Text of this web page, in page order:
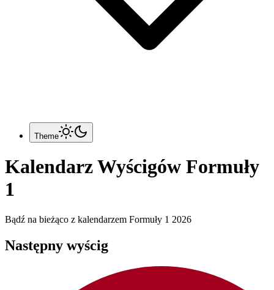
Theme
Kalendarz Wyścigów Formuły
1
Bądź na bieżąco z kalendarzem Formuły 1 2026
Następny wyścig